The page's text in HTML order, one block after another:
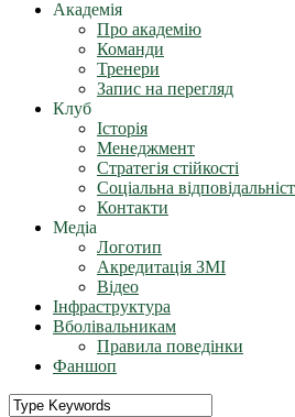
Академія
Про академію
Команди
Тренери
Запис на перегляд
Клуб
Історія
Менеджмент
Стратегія стійкості
Соціальна
Контакти
Медіа
Логотип
Акредитація ЗМІ
Відео
Інфраструктура
Вболівальникам
Правила поведінки
Фаншоп